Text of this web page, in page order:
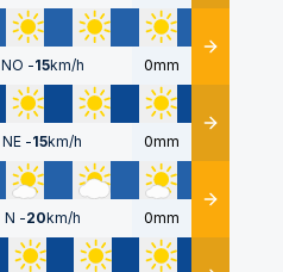
NO -15km/h 0mm Détails
NE -15km/h 0mm Détails
N -20km/h 0mm Détails